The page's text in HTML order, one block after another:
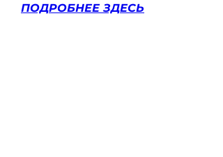
ПОДРОБНЕЕ ЗДЕСЬ